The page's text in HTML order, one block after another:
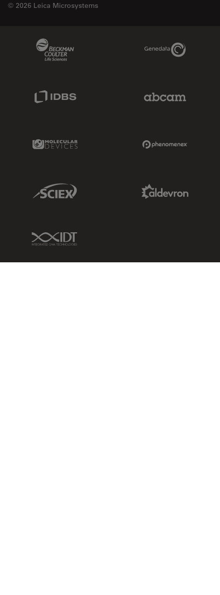
© 2026 Leica Microsystems
Genedata Link
Molecular Devices Link
Sciex Link
IDT Link